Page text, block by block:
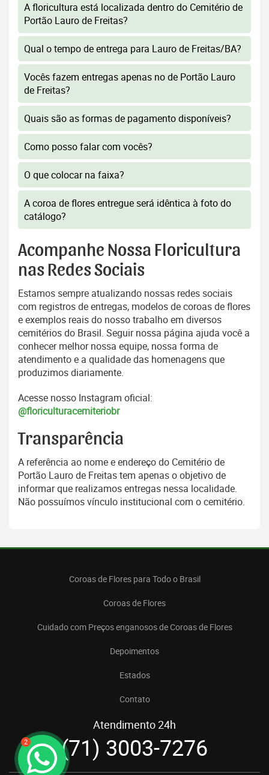
2
A floricultura está localizada dentro do Cemitério de
Portão Lauro de Freitas?
Qual o tempo de entrega para Lauro de Freitas/BA?
Vocês fazem entregas apenas no de Portão Lauro
de Freitas?
Quais são as formas de pagamento disponíveis?
Como posso falar com vocês?
O que colocar na faixa?
A coroa de flores entregue será idêntica à foto do
catálogo?
Acompanhe Nossa Floricultura
nas Redes Sociais
Estamos sempre atualizando nossas redes sociais
com registros de entregas, modelos de coroas de flores
e exemplos reais do nosso trabalho em diversos
cemitérios do Brasil. Seguir nossa página ajuda você a
conhecer melhor nossa equipe, nossa forma de
atendimento e a qualidade das homenagens que
produzimos diariamente.
Acesse nosso Instagram oficial:
@floriculturacemiteriobr
Transparência
A referência ao nome e endereço do Cemitério de
Portão Lauro de Freitas tem apenas o objetivo de
informar que realizamos entregas nessa localidade.
Não possuímos vínculo institucional com o cemitério.
Coroas de Flores para Todo o Brasil
Coroas de Flores
Cuidado com Preços enganosos de Coroas de Flores
Depoimentos
Estados
Contato
Atendimento 24h
(71) 3003-7276